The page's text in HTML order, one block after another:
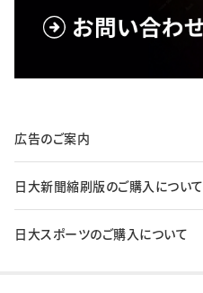
広告のご案内
日大新聞縮刷版のご購入について
日大スポーツのご購入について